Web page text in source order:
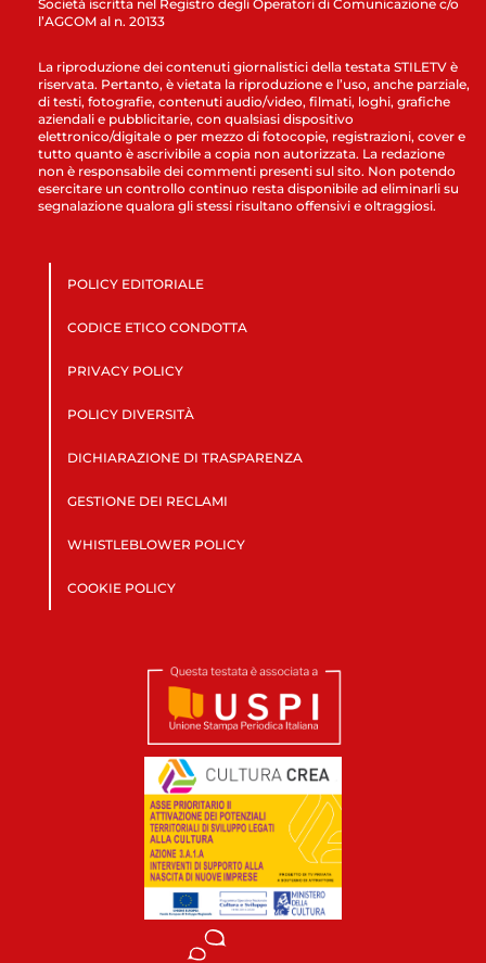
Società iscritta nel Registro degli Operatori di Comunicazione c/o
l’AGCOM al n. 20133
La riproduzione dei contenuti giornalistici della testata STILETV è
riservata. Pertanto, è vietata la riproduzione e l’uso, anche parziale,
di testi, fotografie, contenuti audio/video, filmati, loghi, grafiche
aziendali e pubblicitarie, con qualsiasi dispositivo
elettronico/digitale o per mezzo di fotocopie, registrazioni, cover e
tutto quanto è ascrivibile a copia non autorizzata. La redazione
non è responsabile dei commenti presenti sul sito. Non potendo
esercitare un controllo continuo resta disponibile ad eliminarli su
segnalazione qualora gli stessi risultano offensivi e oltraggiosi.
POLICY EDITORIALE
CODICE ETICO CONDOTTA
PRIVACY POLICY
POLICY DIVERSITÀ
DICHIARAZIONE DI TRASPARENZA
GESTIONE DEI RECLAMI
WHISTLEBLOWER POLICY
COOKIE POLICY